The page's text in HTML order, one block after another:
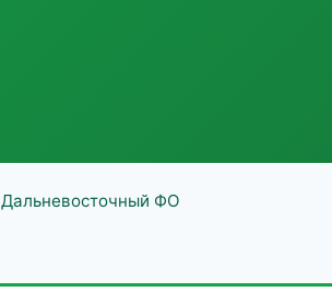
Дальневосточный ФО